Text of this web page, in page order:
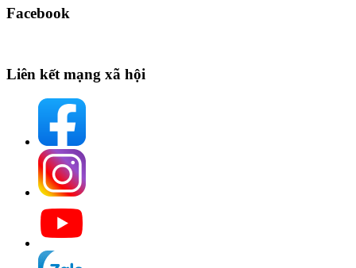
Facebook
Liên kết mạng xã hội